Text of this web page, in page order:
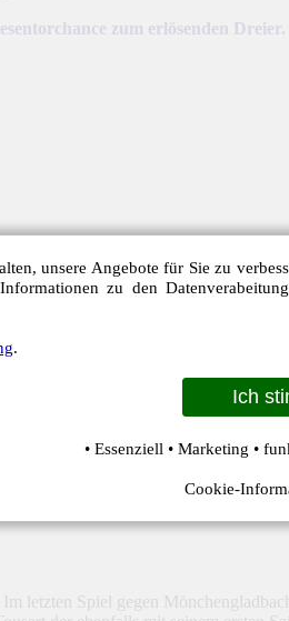
zum erlösenden Dreier.
Spiel gegen
unsere Angebote für Sie zu
zu den
.
Ich
• Essenziell • Marketing •
Cookie-